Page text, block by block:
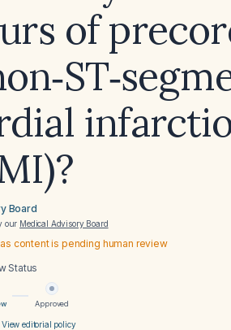
of
Board
our Medical Advisory Board
content is pending human review
Status
Approved
View editorial policy